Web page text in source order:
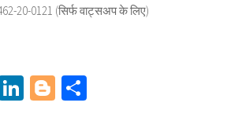
20-0121 (सिर्फ वाट्सअप के लिए)
LinkedIn
Blogger